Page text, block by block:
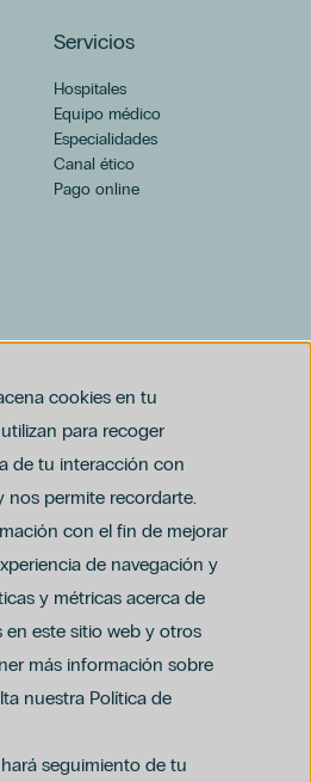
cookies en tu
para recoger
de tu interacción con
nos permite recordarte.
con el fin de mejorar
de navegación y
y métricas acerca de
en este sitio web y otros
más información sobre
nuestra Política de
seguimiento de tu
Servicios
Hospitales
Equipo médico
Especialidades
Canal ético
Pago online
datos